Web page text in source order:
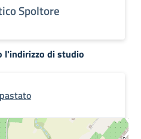
Spoltore
l'indirizzo di studio